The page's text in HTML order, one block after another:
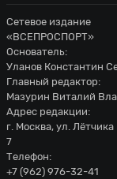
Сетевое издание
«ВСЕПРОСПОРТ»
Основатель:
Уланов Константин
Главный редактор:
Мазурин Виталий
Адрес редакции:
г. Москва, ул.
7
Телефон:
+7 (962) 976-32-41